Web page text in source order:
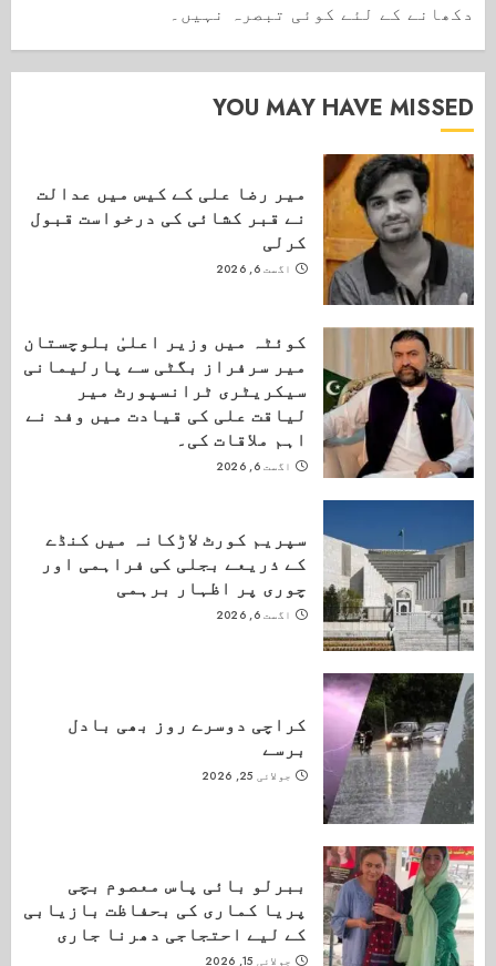
دکھانے کے لئے کوئی تبصرہ نہیں۔
YOU MAY HAVE MISSED
میر رضا علی کے کیس میں عدالت
نے قبر کشائی کی درخواست قبول
کرلی
اگست 6, 2026
کوئٹہ میں وزیر اعلیٰ بلوچستان
میر سرفراز بگٹی سے پارلیمانی
سیکریٹری ٹرانسپورٹ میر
لیاقت علی کی قیادت میں وفد نے
اہم ملاقات کی۔
اگست 6, 2026
سپریم کورٹ لاڑکانہ میں کنڈے
کے ذریعے بجلی کی فراہمی اور
چوری پر اظہار برہمی
اگست 6, 2026
کراچی دوسرے روز بھی بادل
برسے
جولائی 25, 2026
ببرلو بائی پاس معصوم بچی
پریا کماری کی بحفاظت بازیابی
کے لیے احتجاجی دھرنا جاری
جولائی 15, 2026